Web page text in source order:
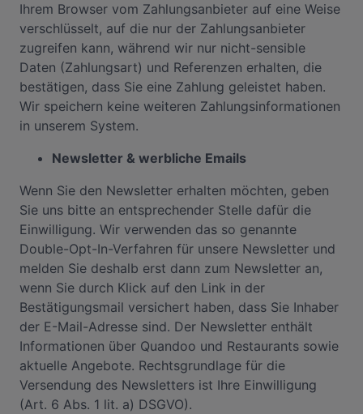
Ihrem Browser vom Zahlungsanbieter auf eine Weise
verschlüsselt, auf die nur der Zahlungsanbieter
zugreifen kann, während wir nur nicht-sensible
Daten (Zahlungsart) und Referenzen erhalten, die
bestätigen, dass Sie eine Zahlung geleistet haben.
Wir speichern keine weiteren Zahlungsinformationen
in unserem System.
Newsletter & werbliche Emails
Wenn Sie den Newsletter erhalten möchten, geben
Sie uns bitte an entsprechender Stelle dafür die
Einwilligung. Wir verwenden das so genannte
Double-Opt-In-Verfahren für unsere Newsletter und
melden Sie deshalb erst dann zum Newsletter an,
wenn Sie durch Klick auf den Link in der
Bestätigungsmail versichert haben, dass Sie Inhaber
der E-Mail-Adresse sind. Der Newsletter enthält
Informationen über Quandoo und Restaurants sowie
aktuelle Angebote. Rechtsgrundlage für die
Versendung des Newsletters ist Ihre Einwilligung
(Art. 6 Abs. 1 lit. a) DSGVO).